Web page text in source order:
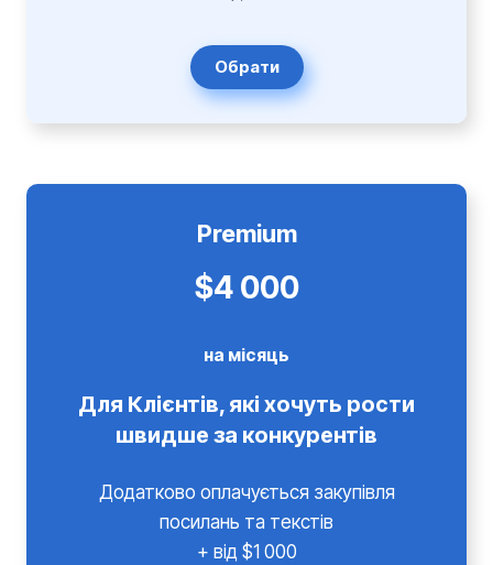
Обрати
Premium
$4 000
на місяць
Для Клієнтів, які хочуть рости
швидше за конкурентів
Додатково оплачується закупівля
посилань та текстів
+ від $1 000